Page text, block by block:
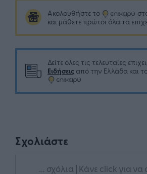
Ακολουθήστε το
και μάθετε πρώτοι όλα τα
Δείτε όλες τις τελευταίες
Ειδήσεις από την Ελλάδα και
Σχολιάστε
... σχόλια | Κάνε click για να